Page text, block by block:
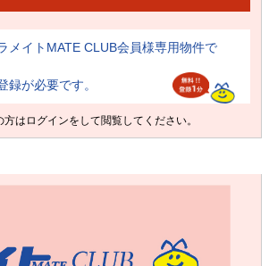
メイトMATE CLUB会員様専用物件で
録が必要です。
方は ログインをして閲覧してください。